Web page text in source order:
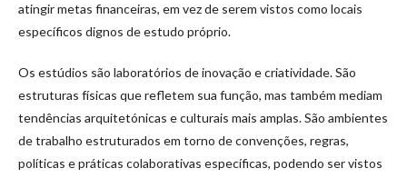
atingir metas financeiras, em vez de serem vistos como locais
específicos dignos de estudo próprio.
Os estúdios são laboratórios de inovação e criatividade. São
estruturas físicas que refletem sua função, mas também mediam
tendências arquitetónicas e culturais mais amplas. São ambientes
de trabalho estruturados em torno de convenções, regras,
políticas e práticas colaborativas específicas, podendo ser vistos